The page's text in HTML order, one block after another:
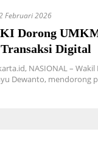
Februari 2026
Dorong
Digital
NASIONAL – Wakil
Dewanto, mendorong